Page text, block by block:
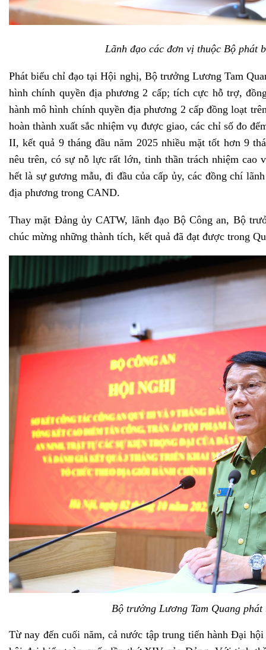
Lãnh đạo các đơn vị thuộc Bộ phát
Phát biểu chỉ đạo tại Hội nghị, Bộ trưởng Lương Tam
hình chính quyền địa phương 2 cấp; tích cực hỗ trợ,
hành mô hình chính quyền địa phương 2 cấp đồng loạt
hoàn thành xuất sắc nhiệm vụ được giao, các chỉ số đo
II, kết quả 9 tháng đầu năm 2025 nhiều mặt tốt hơn 9
nêu trên, có sự nỗ lực rất lớn, tinh thần trách nhiệm
hết là sự gương mẫu, đi đầu của cấp ủy, các đồng chí
địa phương trong CAND.
Thay mặt Đảng ủy CATW, lãnh đạo Bộ Công an, Bộ
chúc mừng những thành tích, kết quả đã đạt được trong
Bộ trưởng Lương Tam Quang
Từ nay đến cuối năm, cả nước tập trung tiến hành Đại